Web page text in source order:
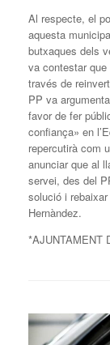
Al respecte, el
aquesta
butxaques dels
va contestar que
través de
PP va
favor de fer
confiança» en
repercutirà com
anunciar que al
servei, des del
solució i
Hernàndez.
*AJUNTAMENT